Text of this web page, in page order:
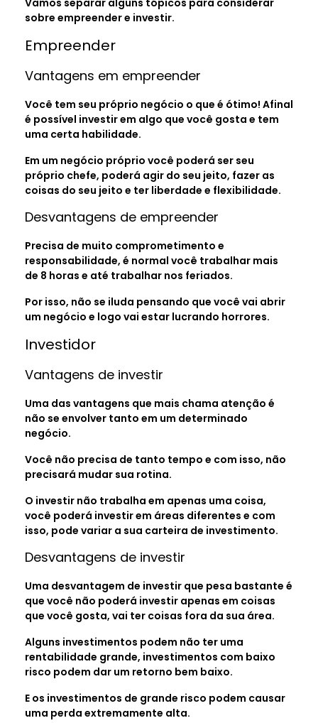
sobre empreender e investir.
Empreender
Vantagens em empreender
Você tem seu próprio negócio o que é ótimo! Afinal
é possível investir em algo que você gosta e tem
uma certa habilidade.
Em um negócio próprio você poderá ser seu
próprio chefe, poderá agir do seu jeito, fazer as
coisas do seu jeito e ter liberdade e flexibilidade.
Desvantagens de empreender
Precisa de muito comprometimento e
responsabilidade, é normal você trabalhar mais
de 8 horas e até trabalhar nos feriados.
Por isso, não se iluda pensando que você vai abrir
um negócio e logo vai estar lucrando horrores.
Investidor
Vantagens de investir
Uma das vantagens que mais chama atenção é
não se envolver tanto em um determinado
negócio.
Você não precisa de tanto tempo e com isso, não
precisará mudar sua rotina.
O investir não trabalha em apenas uma coisa,
você poderá investir em áreas diferentes e com
isso, pode variar a sua carteira de investimento.
Desvantagens de investir
Uma desvantagem de investir que pesa bastante é
que você não poderá investir apenas em coisas
que você gosta, vai ter coisas fora da sua área.
Alguns investimentos podem não ter uma
rentabilidade grande, investimentos com baixo
risco podem dar um retorno bem baixo.
E os investimentos de grande risco podem causar
uma perda extremamente alta.